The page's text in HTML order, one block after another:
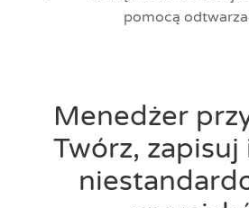
pomocą
Menedżer
Twórz, zapisuj